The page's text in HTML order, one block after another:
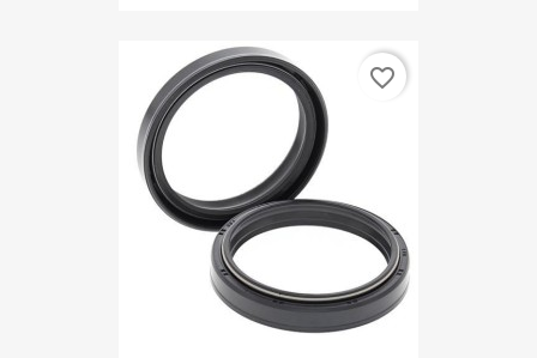
favorite_border